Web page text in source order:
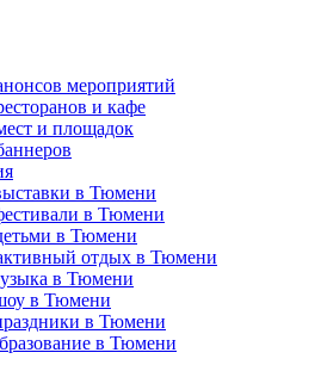
мероприятий
и кафе
и площадок
в Тюмени
в Тюмени
в Тюмени
отдых в Тюмени
в Тюмени
в Тюмени
в Тюмени
в Тюмени